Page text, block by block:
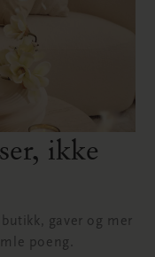
ikke
gaver og mer
poeng.